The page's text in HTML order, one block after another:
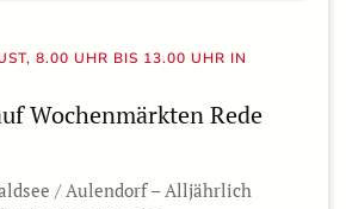
8.00 UHR BIS 13.00 UHR IN
Wochenmärkten Rede
/ Aulendorf – Alljährlich